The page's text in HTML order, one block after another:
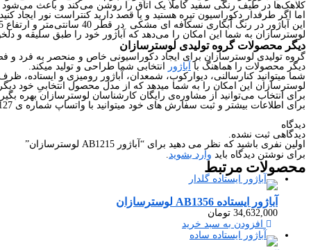
کلاهک‌ها در طیف رنگی سفید کاملا یک اتاق را روشن می‌کند و باعث می‌شود
اما اگر طرفدار دکوراسیون تیره هستید و یا قصد دارید کنتراست نور ایجاد
این آباژور در رنگ آبکاری نسکافه ای مشکی در قطر 40 سانتی‌متر و ارتفاع 75 سانتی‌متر طراحی و تولید شده است.
لوسترسازان به شما این امکان را می‌دهد که آباژور خود را طبق سلیقه و
دیگر محصولات گروه تولیدی لوسترسازان
گروه تولیدی لوسترسازان برای ایجاد دکوراسیونی خاص و منحصر به فرد و
دیگر محصولات را هماهنگ با
آباژور
انتخابی شما طراحی و تولید میکند.
شما میتوانید کنارسالنی، دیوارکوب، شمعدان، آباژور رومیزی و
لوسترسازان این امکان را به شما میدهد که از مدل محصول انتخابیِ خود
برای انتخاب می‌توانید از مشاوره‌ی رایگان کارشناسان لوسترسازان بهره
برای اطلاعات بیشتر و ثبت سفارش های خود میتوانید با واتساپ شماره ی 09226427127 در ارتباط باشید.
دیدگاه
دیدگاهی ثبت نشده.
اولین نفری باشید که نظر می دهید برای “آباژور AB1215 لوسترسازان”
برای نوشتن دیدگاه باید وارد بشوید.
محصولات مرتبط
آباژور ایستاده AB1356 لوسترسازان
34,632,000 تومان
افزودن به سبد خرید